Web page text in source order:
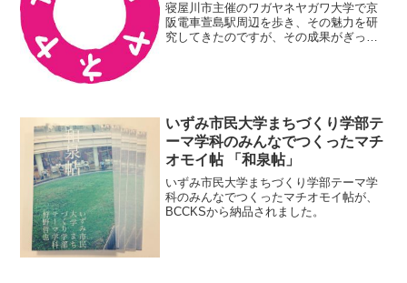
材・執筆を担当させていただきま
した
寝屋川市主催のワガヤネヤガワ大学で京
阪電車萱島駅周辺を歩き、その魅力を研
究してきたのですが、その成果がぎっし
いずみ市民大学まちづくり学部テ
ーマ学科のみんなでつくったマチ
オモイ帖 「和泉帖」
いずみ市民大学まちづくり学部テーマ学
科のみんなでつくったマチオモイ帖が、
BCCKSから納品されました。